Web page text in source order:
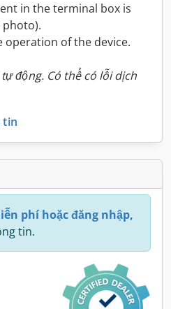
in the terminal box is
photo).
operation of the device.
động. Có thể có lỗi dịch
tin
phí hoặc đăng nhập,
tin.